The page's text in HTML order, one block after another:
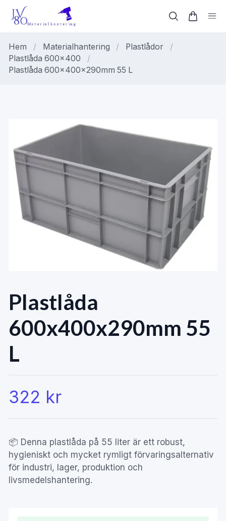
Hem / Materialhantering / Plastlådor
/
Plastlåda 600x400
/
Plastlåda 600x400x290mm 55 L
Plastlåda
600x400x290mm 55
L
322 kr
📦 Denna plastlåda på 55 liter är ett robust,
hygieniskt och mycket rymligt förvaringsalternativ
för industri, lager, produktion och
livsmedelshantering.